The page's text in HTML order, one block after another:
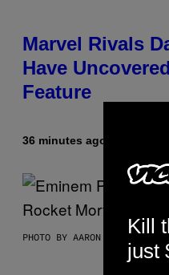
Marvel Rivals
Have
Feature
36 minutes ago
PHOTO BY AARON J.
Kill
just